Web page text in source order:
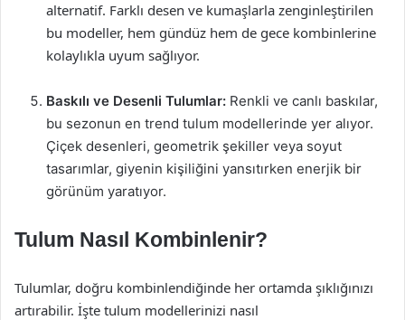
alternatif. Farklı desen ve kumaşlarla zenginleştirilen
bu modeller, hem gündüz hem de gece kombinlerine
kolaylıkla uyum sağlıyor.
Baskılı ve Desenli Tulumlar: Renkli ve canlı baskılar,
bu sezonun en trend tulum modellerinde yer alıyor.
Çiçek desenleri, geometrik şekiller veya soyut
tasarımlar, giyenin kişiliğini yansıtırken enerjik bir
görünüm yaratıyor.
Tulum Nasıl Kombinlenir?
Tulumlar, doğru kombinlendiğinde her ortamda şıklığınızı
artırabilir. İşte tulum modellerinizi nasıl